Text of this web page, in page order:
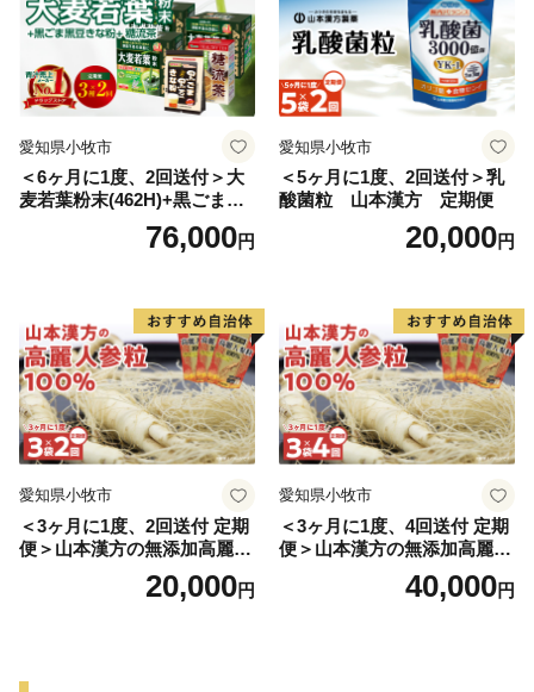
愛知県小牧市
＜6ヶ月に1度、2回送付＞大
麦若葉粉末(462H)+黒ごま黒
豆きな粉+ 糖流茶 山本漢
76,000円
愛知県小牧市
＜5ヶ月に1度、2回送付＞乳
酸菌粒 山本漢方 定期便
20,000円
愛知県小牧市
＜3ヶ月に1度、2回送付 定期
便＞山本漢方の無添加高麗人
20,000円
愛知県小牧市
＜3ヶ月に1度、4回送付 定期
便＞山本漢方の無添加高麗人
40,000円